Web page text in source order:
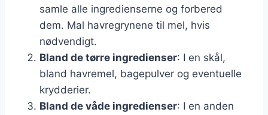
samle alle ingredienserne og forbered
dem. Mal havregrynene til mel, hvis
nødvendigt.
Bland de tørre ingredienser: I en skål,
bland havremel, bagepulver og eventuelle
krydderier.
Bland de våde ingredienser: I en anden